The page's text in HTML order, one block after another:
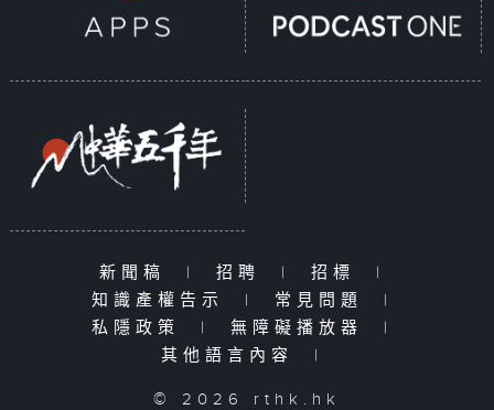
新聞稿 | 招聘 | 招標
|
知識產權告示
| 常見問題
|
私隱政策
| 無障礙播放器
|
其他語言內容
|
© 2026 rthk.hk